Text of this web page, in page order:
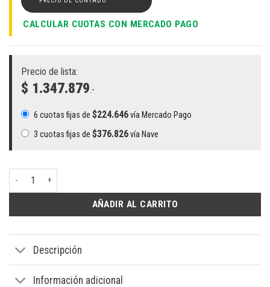
CALCULAR CUOTAS CON MERCADO PAGO
Precio de lista:
$ 1.347.879.-
6 cuotas fijas de $224.646vía Mercado Pago
3 cuotas fijas de $376.826vía Nave
Notebook HP 255 G10 Intel Core i3-1315U 8GB SSD 256GB 15.6" HD
AÑADIR AL CARRITO
Descripción
Información adicional